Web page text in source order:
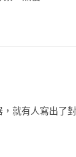
就有人寫出了